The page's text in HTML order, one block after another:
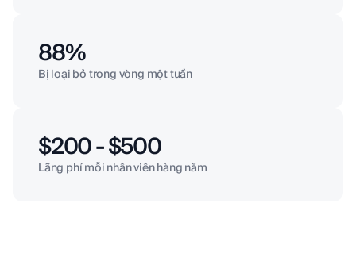
88%
Bị loại bỏ trong vòng một tuần
$200 - $500
Lãng phí mỗi nhân viên hàng năm